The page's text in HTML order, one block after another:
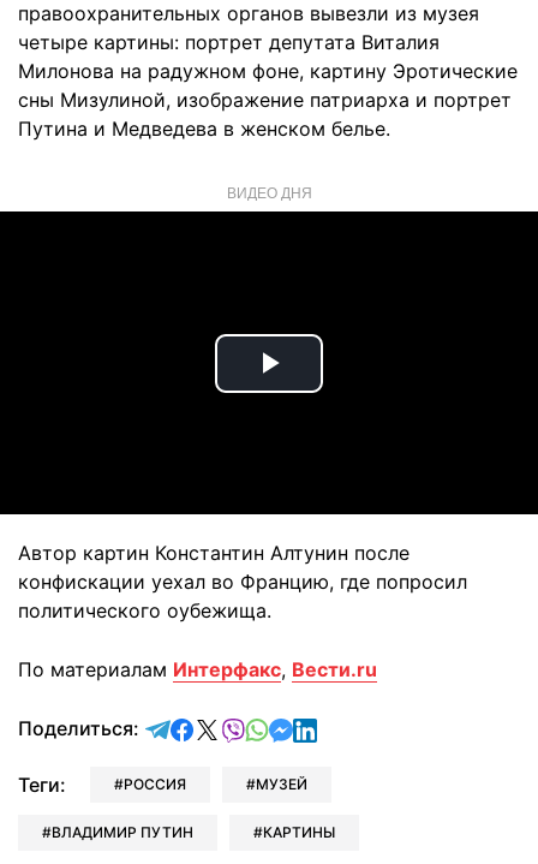
правоохранительных органов вывезли из музея
четыре картины: портрет депутата Виталия
Милонова на радужном фоне, картину Эротические
сны Мизулиной, изображение патриарха и портрет
Путина и Медведева в женском белье.
ВИДЕО ДНЯ
Play
Автор картин Константин Алтунин после
конфискации уехал во Францию, где попросил
политического оубежища.
По материалам Интерфакс, Вести.ru
Поделиться: отправить в Telegram
поделиться в Facebook
поделиться в X
отправить в Viber
отправить в Whatsapp
отправить в Messenger
отправить в LinkedIn
Теги: РОССИЯ МУЗЕЙ
ВЛАДИМИР ПУТИН КАРТИНЫ